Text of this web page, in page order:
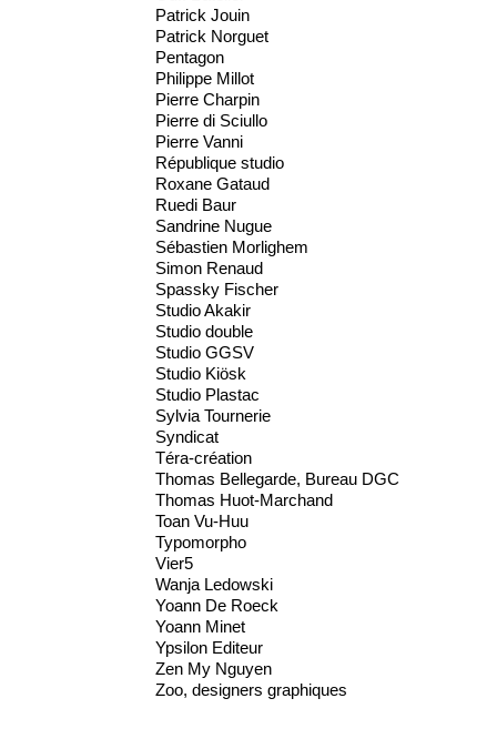
Patrick Jouin
Patrick Norguet
Pentagon
Philippe Millot
Pierre Charpin
Pierre di Sciullo
Pierre Vanni
République studio
Roxane Gataud
Ruedi Baur
Sandrine Nugue
Sébastien Morlighem
Simon Renaud
Spassky Fischer
Studio Akakir
Studio double
Studio GGSV
Studio Kiösk
Studio Plastac
Sylvia Tournerie
Syndicat
Téra-création
Thomas Bellegarde, Bureau DGC
Thomas Huot-Marchand
Toan Vu-Huu
Typomorpho
Vier5
Wanja Ledowski
Yoann De Roeck
Yoann Minet
Ypsilon Editeur
Zen My Nguyen
Zoo, designers graphiques